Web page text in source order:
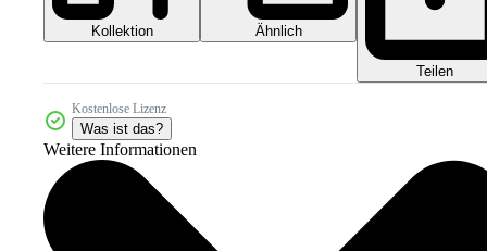
Kollektion Ähnlich
Teilen
Kostenlose Lizenz
Was ist das?
Weitere Informationen